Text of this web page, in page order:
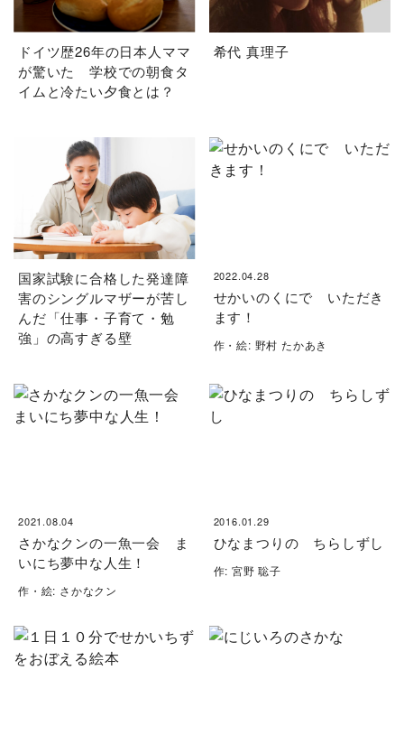
ドイツ歴26年の日本人ママ
が驚いた 学校での朝食タ
イムと冷たい夕食とは？
希代 真理子
国家試験に合格した発達障
害のシングルマザーが苦し
んだ「仕事・子育て・勉
強」の高すぎる壁
2022.04.28
せかいのくにで いただき
ます！
作・絵: 野村 たかあき
2021.08.04
さかなクンの一魚一会 ま
いにち夢中な人生！
作・絵: さかなクン
2016.01.29
ひなまつりの ちらしずし
作: 宮野 聡子